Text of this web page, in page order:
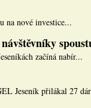
na nové investice...
začíná nabír...
Jeseník přilákal 27